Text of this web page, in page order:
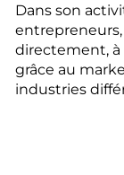
Dans son
directement,
grâce au
industries